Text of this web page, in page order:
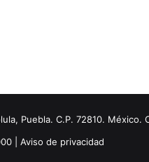
Puebla. C.P. 72810. México.
| Aviso de privacidad